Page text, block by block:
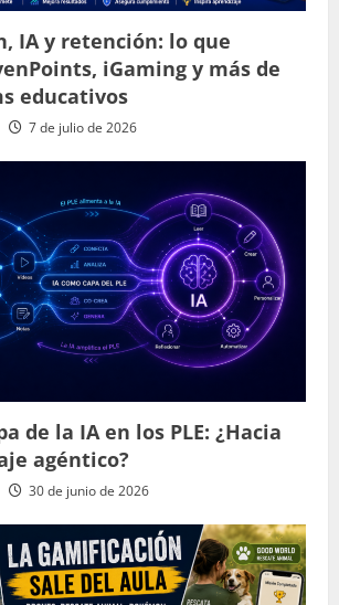
IA y retención: lo que
iGaming y más de
educativos
7 de julio de 2026
de la IA en los PLE: ¿Hacia
agéntico?
30 de junio de 2026